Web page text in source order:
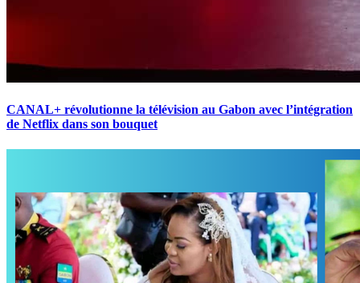
CANAL+ révolutionne la télévision au Gabon avec l’intégration
de Netflix dans son bouquet